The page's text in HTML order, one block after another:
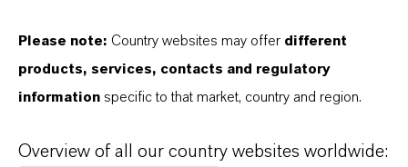
Assista ao vídeo e saiba mais.
Please note: Country websites may offer different
products, services, contacts and regulatory
information specific to that market, country and region.
Overview of all our country websites worldwide: